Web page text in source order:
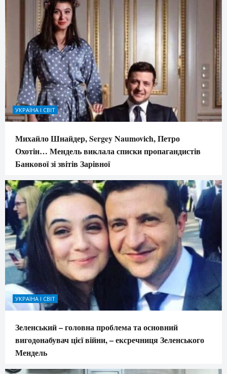
УКРАЇНА І СВІТ
Михайло Шнайдер, Sergey Naumovich, Петро
Охотін… Мендель виклала списки пропагандистів
Банкової зі звітів Зарівної
УКРАЇНА І СВІТ
Зеленський – головна проблема та основний
вигодонабувач цієї війни, – ексречниця Зеленського
Мендель